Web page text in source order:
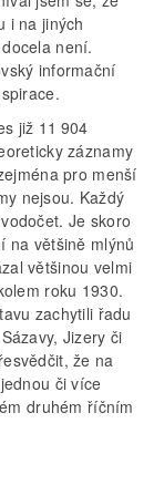
i na jiných
není.
informační
již 11 904
záznamy
pro menší
nejsou. Každý
Je skoro
na většině mlýnů
většinou velmi
roku 1930.
zachytili řadu
Jizery či
že na
či více
druhém říčním